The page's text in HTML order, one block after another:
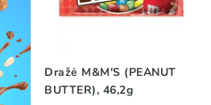
Dražė M&M'S (PEANUT
BUTTER), 46,2g